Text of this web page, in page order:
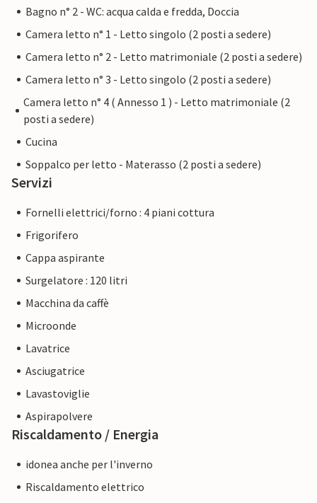
Bagno n° 2 - WC: acqua calda e fredda, Doccia
Camera letto n° 1 - Letto singolo (2 posti a sedere)
Camera letto n° 2 - Letto matrimoniale (2 posti a sedere)
Camera letto n° 3 - Letto singolo (2 posti a sedere)
Camera letto n° 4 ( Annesso 1 ) - Letto matrimoniale (2
posti a sedere)
Cucina
Soppalco per letto - Materasso (2 posti a sedere)
Servizi
Fornelli elettrici/forno : 4 piani cottura
Frigorifero
Cappa aspirante
Surgelatore : 120 litri
Macchina da caffè
Microonde
Lavatrice
Asciugatrice
Lavastoviglie
Aspirapolvere
Riscaldamento / Energia
idonea anche per l'inverno
Riscaldamento elettrico